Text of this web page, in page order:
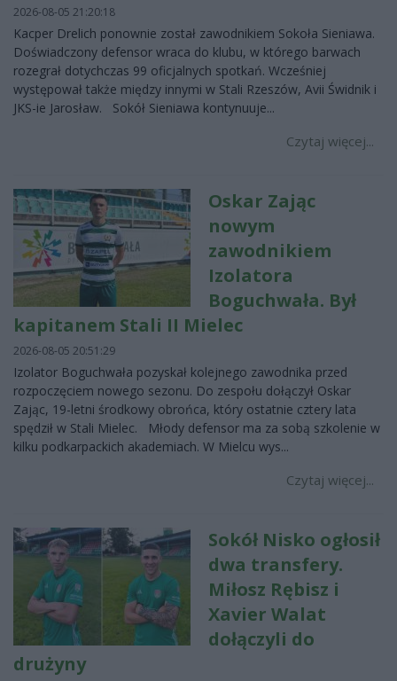
2026-08-05 21:20:18
Kacper Drelich ponownie został zawodnikiem Sokoła Sieniawa.
Doświadczony defensor wraca do klubu, w którego barwach
rozegrał dotychczas 99 oficjalnych spotkań. Wcześniej
występował także między innymi w Stali Rzeszów, Avii Świdnik i
JKS-ie Jarosław. Sokół Sieniawa kontynuuje...
Czytaj więcej...
Oskar Zając
nowym
zawodnikiem
Izolatora
Boguchwała. Był
kapitanem Stali II Mielec
2026-08-05 20:51:29
Izolator Boguchwała pozyskał kolejnego zawodnika przed
rozpoczęciem nowego sezonu. Do zespołu dołączył Oskar
Zając, 19-letni środkowy obrońca, który ostatnie cztery lata
spędził w Stali Mielec. Młody defensor ma za sobą szkolenie w
kilku podkarpackich akademiach. W Mielcu wys...
Czytaj więcej...
Sokół Nisko ogłosił
dwa transfery.
Miłosz Rębisz i
Xavier Walat
dołączyli do
drużyny